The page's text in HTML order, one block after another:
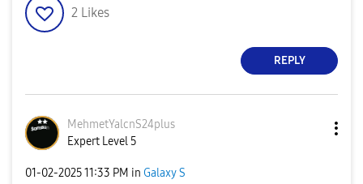
2 Likes
REPLY
MehmetYalcnS24plus
Expert Level 5
‎01-02-202511:33 PM in Galaxy S